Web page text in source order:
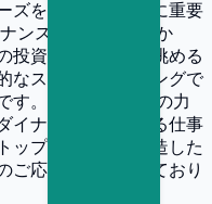
ズを主導する非常に重要
ンス実務経験を活か
投資家との折衝に挑める
なストーリーテリングで
す。 ファイナンスの力
イナミズムあふれる仕事
ップとして自ら創造した
ご応募をお待ちしており